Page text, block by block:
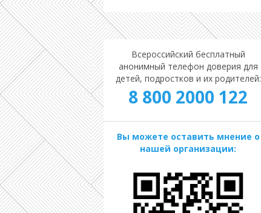
Всероссийский бесплатный
анонимный телефон доверия для
детей, подростков и их родителей:
8 800 2000 122
Вы можете оставить мнение о
нашей организации: